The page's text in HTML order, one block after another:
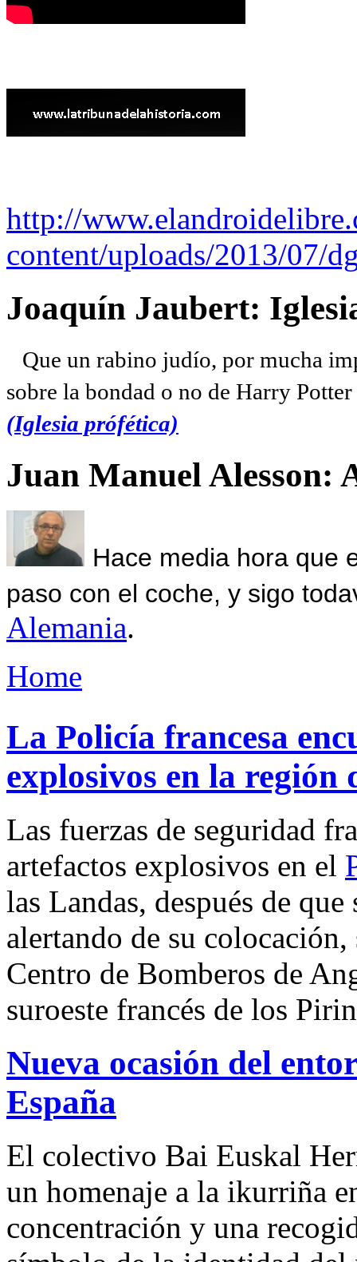
http://
content/uploads/2013/07/
Joaquín Jaubert:
Que un rabino judío, por mucha
sobre la bondad o no de Harry
(Iglesia prófética)
Juan Manuel Alesson:
Hace media hora que
paso con el coche, y sigo
Alemania.
Home
La Policía francesa
explosivos en la región
Las fuerzas de seguridad
artefactos explosivos en el
las Landas, después de
alertando de su
Centro de Bomberos de
suroeste francés de los
Nueva ocasión del
España
El colectivo Bai Euskal
un homenaje a la ikurriña
concentración y una